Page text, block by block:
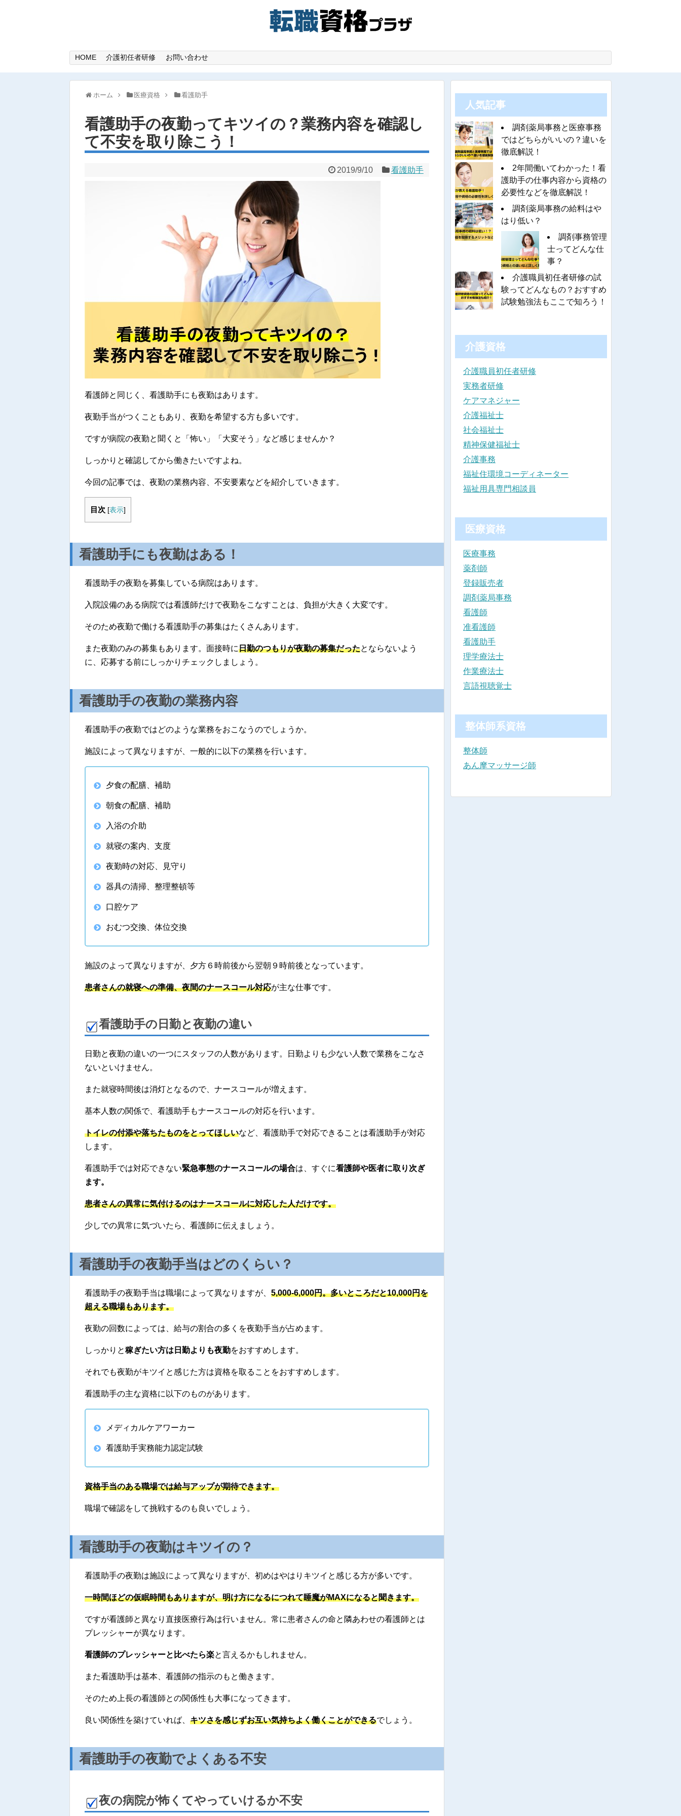
HOME 介護初任者研修 お問い合わせ
ホーム 医療資格 看護助手
看護助手の夜勤ってキツイの？業務内容を確認し
て不安を取り除こう！
2019/9/10 看護助手
看護師と同じく、看護助手にも夜勤はあります。
夜勤手当がつくこともあり、夜勤を希望する方も多いです。
ですが病院の夜勤と聞くと「怖い」「大変そう」など感じませんか？
しっかりと確認してから働きたいですよね。
今回の記事では、夜勤の業務内容、不安要素などを紹介していきます。
目次 [表示]
看護助手にも夜勤はある！
看護助手の夜勤を募集している病院はあります。
入院設備のある病院では看護師だけで夜勤をこなすことは、負担が大きく大変です。
そのため夜勤で働ける看護助手の募集はたくさんあります。
また夜勤のみの募集もあります。面接時に日勤のつもりが夜勤の募集だったとならないよう
に、応募する前にしっかりチェックしましょう。
看護助手の夜勤の業務内容
看護助手の夜勤ではどのような業務をおこなうのでしょうか。
施設によって異なりますが、一般的に以下の業務を行います。
夕食の配膳、補助
朝食の配膳、補助
入浴の介助
就寝の案内、支度
夜勤時の対応、見守り
器具の清掃、整理整頓等
口腔ケア
おむつ交換、体位交換
施設のよって異なりますが、夕方６時前後から翌朝９時前後となっています。
患者さんの就寝への準備、夜間のナースコール対応が主な仕事です。
看護助手の日勤と夜勤の違い
日勤と夜勤の違いの一つにスタッフの人数があります。日勤よりも少ない人数で業務をこなさ
ないといけません。
また就寝時間後は消灯となるので、ナースコールが増えます。
基本人数の関係で、看護助手もナースコールの対応を行います。
トイレの付添や落ちたものをとってほしいなど、看護助手で対応できることは看護助手が対応
します。
看護助手では対応できない緊急事態のナースコールの場合は、すぐに看護師や医者に取り次ぎ
ます。
患者さんの異常に気付けるのはナースコールに対応した人だけです。
少しでの異常に気づいたら、看護師に伝えましょう。
看護助手の夜勤手当はどのくらい？
看護助手の夜勤手当は職場によって異なりますが、 5,000-6,000円。多いところだと10,000円を
超える職場もあります。
夜勤の回数によっては、給与の割合の多くを夜勤手当が占めます。
しっかりと稼ぎたい方は日勤よりも夜勤をおすすめします。
それでも夜勤がキツイと感じた方は資格を取ることをおすすめします。
看護助手の主な資格に以下のものがあります。
メディカルケアワーカー
看護助手実務能力認定試験
資格手当のある職場では給与アップが期待できます。
職場で確認をして挑戦するのも良いでしょう。
看護助手の夜勤はキツイの？
看護助手の夜勤は施設によって異なりますが、初めはやはりキツイと感じる方が多いです。
一時間ほどの仮眠時間もありますが、明け方になるにつれて睡魔がMAXになると聞きます。
ですが看護師と異なり直接医療行為は行いません。常に患者さんの命と隣あわせの看護師とは
プレッシャーが異なります。
看護師のプレッシャーと比べたら楽と言えるかもしれません。
また看護助手は基本、看護師の指示のもと働きます。
そのため上長の看護師との関係性も大事になってきます。
良い関係性を築けていれば、 キツさを感じずお互い気持ちよく働くことができるでしょう。
看護助手の夜勤でよくある不安
夜の病院が怖くてやっていけるか不安
人気記事
調剤薬局事務と医療事務
ではどちらがいいの？違いを
徹底解説！
2年間働いてわかった！看
護助手の仕事内容から資格の
必要性などを徹底解説！
調剤薬局事務の給料はや
はり低い？
調剤事務管理
士ってどんな仕
事？
介護職員初任者研修の試
験ってどんなもの？おすすめ
試験勉強法もここで知ろう！
介護資格
介護職員初任者研修
実務者研修
ケアマネジャー
介護福祉士
社会福祉士
精神保健福祉士
介護事務
福祉住環境コーディネーター
福祉用具専門相談員
医療資格
医療事務
薬剤師
登録販売者
調剤薬局事務
看護師
准看護師
看護助手
理学療法士
作業療法士
言語視聴覚士
整体師系資格
整体師
あん摩マッサージ師